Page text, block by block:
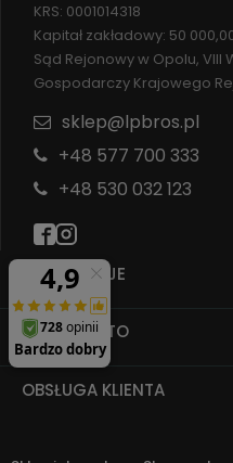
INFORMACJE
MOJE KONTO
OBSŁUGA KLIENTA
KRS: 0001014318
Kapitał zakładowy: 50
Sąd Rejonowy w Opolu, VIII
Gospodarczy Krajowego
sklep@lpbros.pl
+48 577 700 333
+48 530 032 123